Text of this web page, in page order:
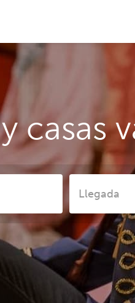
casas